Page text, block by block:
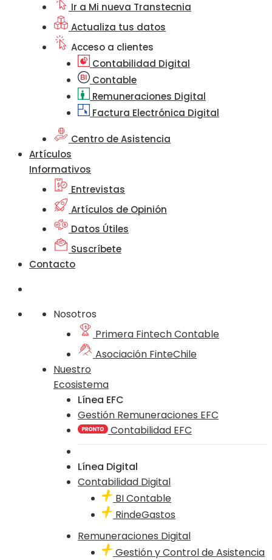
Ir a Mi nueva Transtecnia
Actualiza tus datos
Acceso a clientes
Contabilidad Digital
Contable
Remuneraciones Digital
Factura Electrónica Digital
Centro de Asistencia
Artículos
Informativos
Entrevistas
Artículos de Opinión
Datos Útiles
Suscríbete
Contacto
Nosotros
Primera Fintech Contable
Asociación FinteChile
Nuestro
Ecosistema
Línea EFC
Gestión Remuneraciones EFC
Contabilidad EFC
Línea Digital
Contabilidad Digital
BI Contable
RindeGastos
Remuneraciones Digital
Gestión y Control de Asistencia